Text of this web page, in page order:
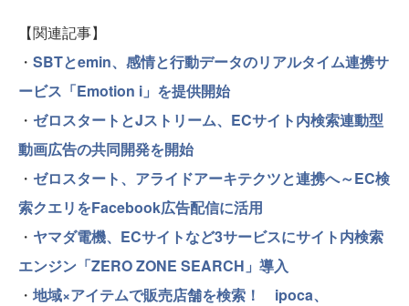
【関連記事】
・ SBTとemin、感情と行動データのリアルタイム連携サ
ービス「Emotion i」を提供開始
・ ゼロスタートとJストリーム、ECサイト内検索連動型
動画広告の共同開発を開始
・ ゼロスタート、アライドアーキテクツと連携へ～EC検
索クエリをFacebook広告配信に活用
・ ヤマダ電機、ECサイトなど3サービスにサイト内検索
エンジン「ZERO ZONE SEARCH」導入
・ 地域×アイテムで販売店舗を検索！ ipoca、